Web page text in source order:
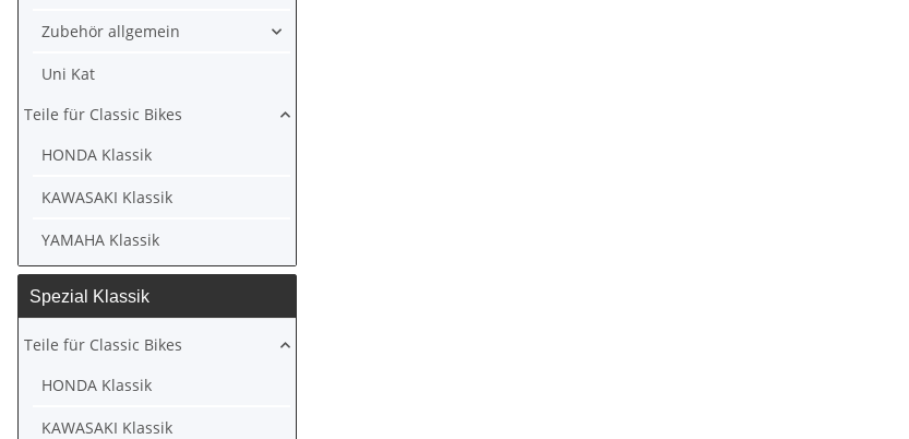
Zubehör allgemein
Uni Kat
Teile für Classic Bikes
HONDA Klassik
KAWASAKI Klassik
YAMAHA Klassik
Spezial Klassik
Teile für Classic Bikes
HONDA Klassik
KAWASAKI Klassik